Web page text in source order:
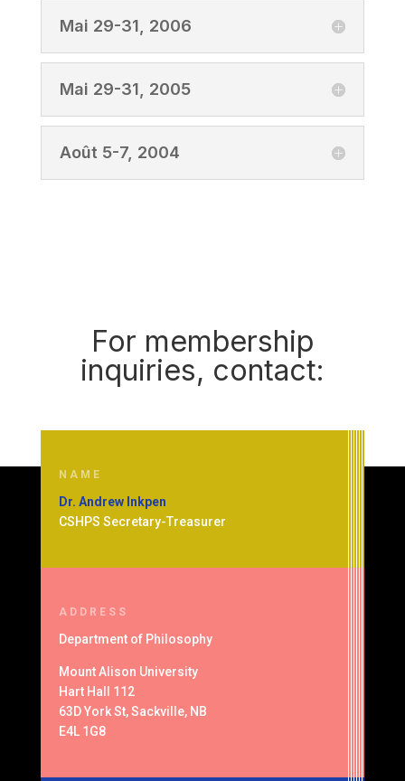
Mai 29-31, 2006
Mai 29-31, 2005
Août 5-7, 2004
For membership
inquiries, contact:
NAME
Dr. Andrew Inkpen
CSHPS Secretary-Treasurer
ADDRESS
Department of Philosophy
Mount Alison University
Hart Hall 112
63D York St, Sackville, NB
E4L 1G8